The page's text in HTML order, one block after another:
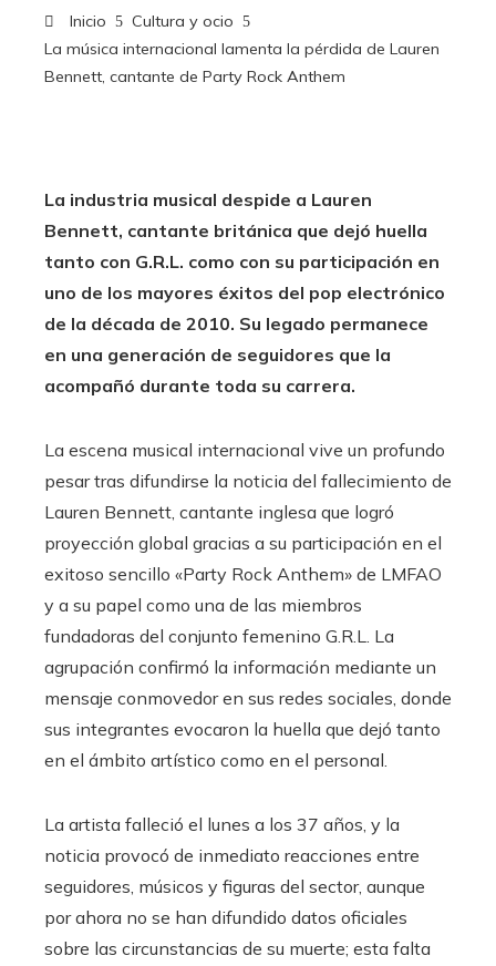
Inicio
Cultura y ocio
La música internacional lamenta la pérdida de Lauren
Bennett, cantante de Party Rock Anthem
La industria musical despide a Lauren
Bennett, cantante británica que dejó huella
tanto con G.R.L. como con su participación en
uno de los mayores éxitos del pop electrónico
de la década de 2010. Su legado permanece
en una generación de seguidores que la
acompañó durante toda su carrera.
La escena musical internacional vive un profundo
pesar tras difundirse la noticia del fallecimiento de
Lauren Bennett, cantante inglesa que logró
proyección global gracias a su participación en el
exitoso sencillo «Party Rock Anthem» de LMFAO
y a su papel como una de las miembros
fundadoras del conjunto femenino G.R.L. La
agrupación confirmó la información mediante un
mensaje conmovedor en sus redes sociales, donde
sus integrantes evocaron la huella que dejó tanto
en el ámbito artístico como en el personal.
La artista falleció el lunes a los 37 años, y la
noticia provocó de inmediato reacciones entre
seguidores, músicos y figuras del sector, aunque
por ahora no se han difundido datos oficiales
sobre las circunstancias de su muerte; esta falta